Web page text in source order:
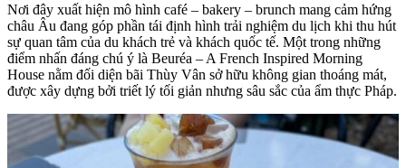
Nơi đây xuất hiện mô hình café – bakery – brunch mang cảm hứng
châu Âu đang góp phần tái định hình trải nghiệm du lịch khi thu hút
sự quan tâm của du khách trẻ và khách quốc tế. Một trong những
điểm nhấn đáng chú ý là Beuréa – A French Inspired Morning
House nằm đối diện bãi Thùy Vân sở hữu không gian thoáng mát,
được xây dựng bởi triết lý tối giản nhưng sâu sắc của ẩm thực Pháp.